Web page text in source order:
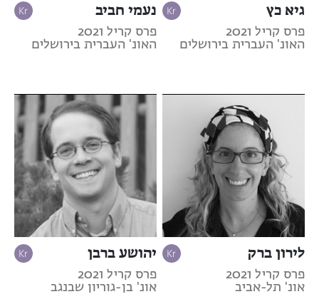
גיא כץ
פרס קריל 2021
האונ' העברית בירושלים
נעמי חביב
פרס קריל 2021
האונ' העברית בירושלים
לירון ברק
פרס קריל 2021
אונ' תל-אביב
יהושע ברבן
פרס קריל 2021
אונ' בן-גוריון שבנגב